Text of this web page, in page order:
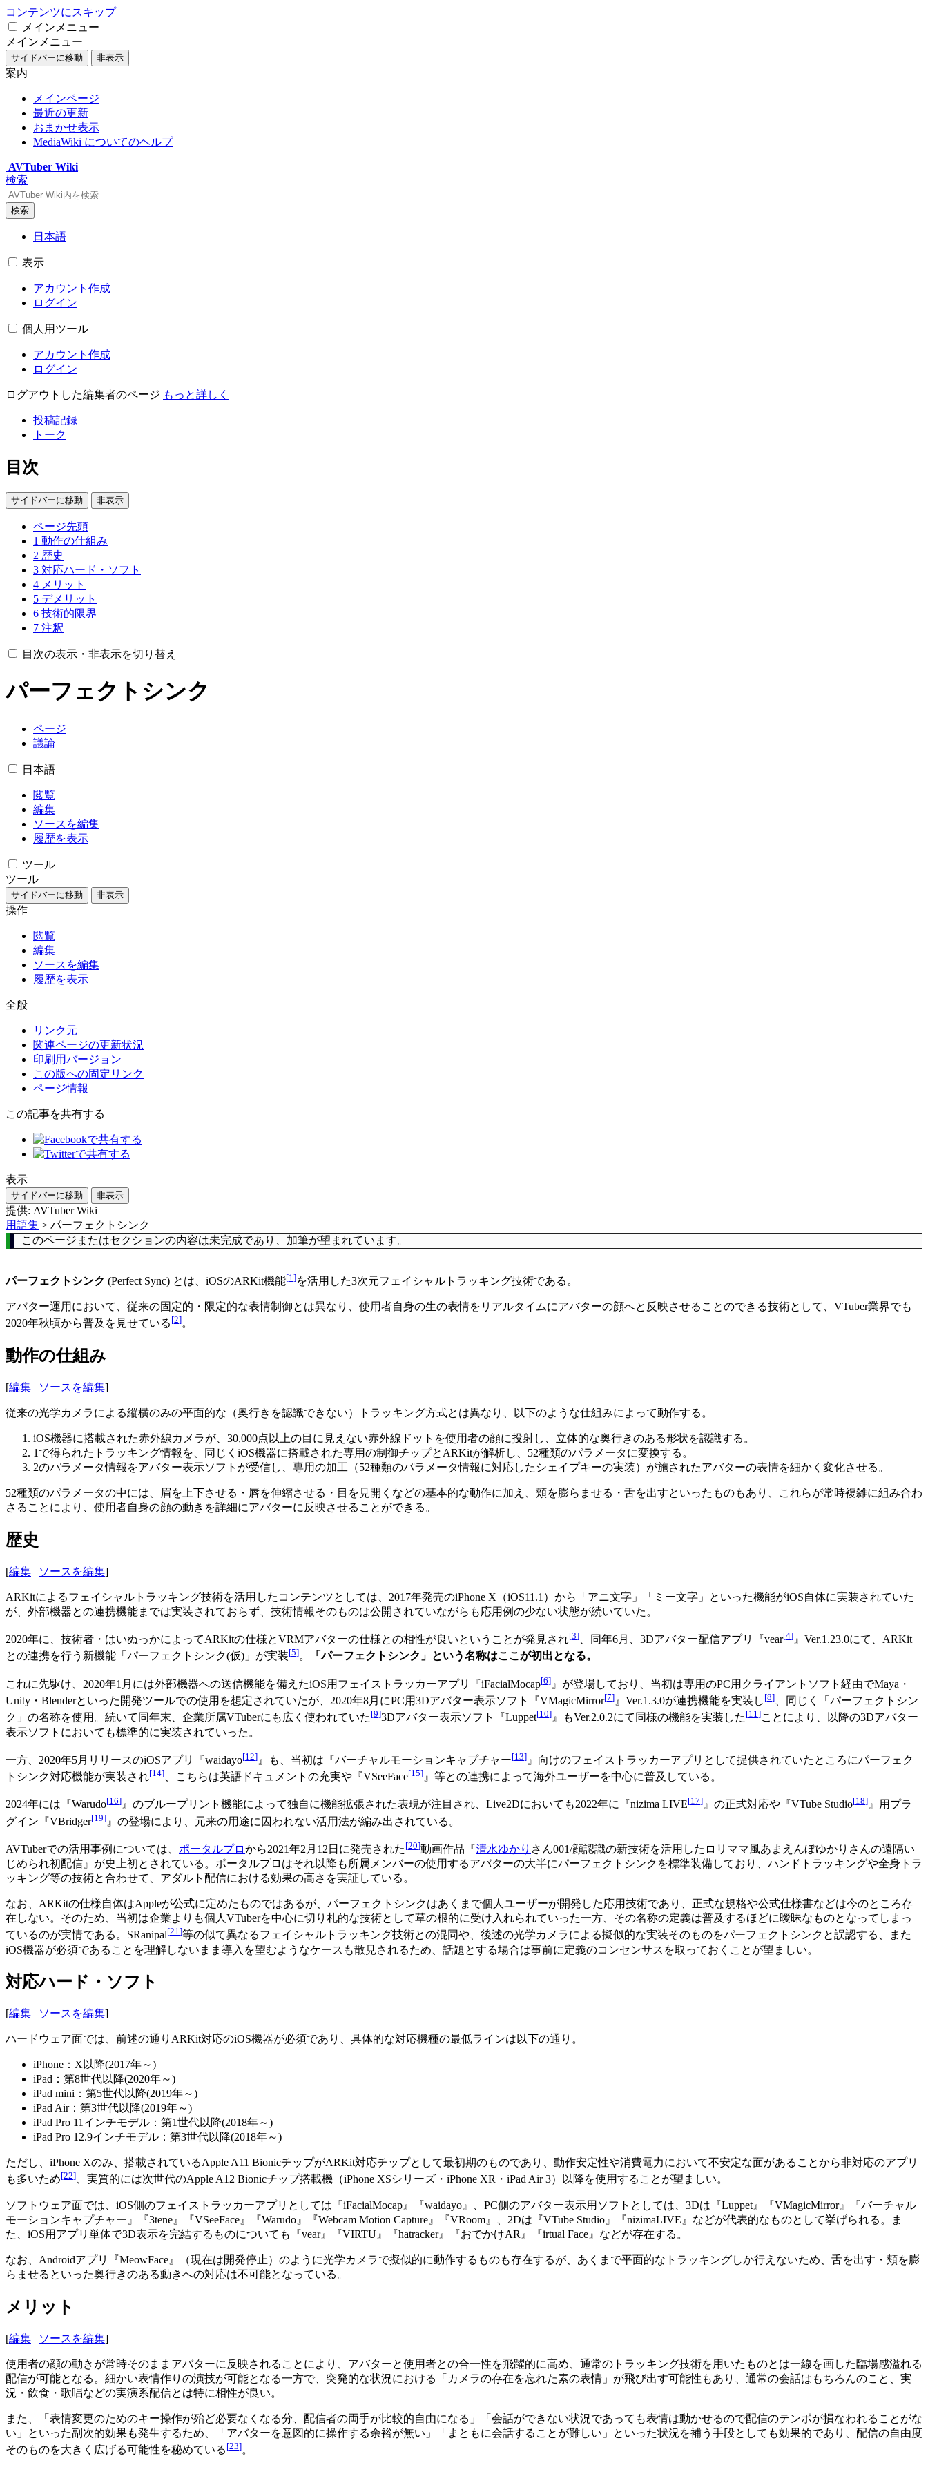
コンテンツにスキップ
メインメニュー
メインメニュー
サイドバーに移動 非表示
案内
メインページ
最近の更新
おまかせ表示
MediaWiki についてのヘルプ
AVTuber Wiki
検索
検索
日本語
表示
アカウント作成
ログイン
個人用ツール
アカウント作成
ログイン
ログアウトした編集者のページ もっと詳しく
投稿記録
トーク
目次
サイドバーに移動 非表示
ページ先頭
1 動作の仕組み
2 歴史
3 対応ハード・ソフト
4 メリット
5 デメリット
6 技術的限界
7 注釈
目次の表示・非表示を切り替え
パーフェクトシンク
ページ
議論
日本語
閲覧
編集
ソースを編集
履歴を表示
ツール
ツール
サイドバーに移動 非表示
操作
閲覧
編集
ソースを編集
履歴を表示
全般
リンク元
関連ページの更新状況
印刷用バージョン
この版への固定リンク
ページ情報
この記事を共有する
表示
サイドバーに移動 非表示
提供: AVTuber Wiki
用語集 > パーフェクトシンク
このページまたはセクションの内容は未完成であり、加筆が望まれています。
パーフェクトシンク (Perfect Sync) とは、iOSのARKit機能[1 ]を活用した3次元フェイシャルトラッキング技術である。
アバター運用において、従来の固定的・限定的な表情制御とは異なり、使用者自身の生の表情をリアルタイムにアバターの顔へと反映させることのできる技術として、VTuber業界でも
2020年秋頃から普及を見せている [2]。
動作の仕組み
[編集 | ソースを編集]
従来の光学カメラによる縦横のみの平面的な（奥行きを認識できない）トラッキング方式とは異なり、以下のような仕組みによって動作する。
iOS機器に搭載された赤外線カメラが、30,000点以上の目に見えない赤外線ドットを使用者の顔に投射し、立体的な奥行きのある形状を認識する。
1で得られたトラッキング情報を、同じくiOS機器に搭載された専用の制御チップとARKitが解析し、52種類のパラメータに変換する。
2のパラメータ情報をアバター表示ソフトが受信し、専用の加工（52種類のパラメータ情報に対応したシェイプキーの実装）が施されたアバターの表情を細かく変化させる。
52種類のパラメータの中には、眉を上下させる・唇を伸縮させる・目を見開くなどの基本的な動作に加え、頬を膨らませる・舌を出すといったものもあり、これらが常時複雑に組み合わ
さることにより、使用者自身の顔の動きを詳細にアバターに反映させることができる。
歴史
[編集 | ソースを編集]
ARKitによるフェイシャルトラッキング技術を活用したコンテンツとしては、2017年発売のiPhone X（iOS11.1）から「アニ文字」「ミー文字」といった機能がiOS自体に実装されていた
が、外部機器との連携機能までは実装されておらず、技術情報そのものは公開されていながらも応用例の少ない状態が続いていた。
2020年に、技術者・はいぬっかによってARKitの仕様とVRMアバターの仕様との相性が良いということが発見され[3] 、同年6月、3Dアバター配信アプリ『vear[4] 』Ver.1.23.0にて、ARKit
との連携を行う新機能「パーフェクトシンク(仮)」が実装[5]。 「パーフェクトシンク」という名称はここが初出となる。
これに先駆け、2020年1月には外部機器への送信機能を備えたiOS用フェイストラッカーアプリ『iFacialMocap[6] 』が登場しており、当初は専用のPC用クライアントソフト経由でMaya・
Unity・Blenderといった開発ツールでの使用を想定されていたが、2020年8月にPC用3Dアバター表示ソフト『VMagicMirror[7] 』Ver.1.3.0が連携機能を実装し [8] 、同じく「パーフェクトシン
ク」の名称を使用。続いて同年末、企業所属VTuberにも広く使われていた [9]3Dアバター表示ソフト『Luppet[10]』もVer.2.0.2にて同様の機能を実装した [11]ことにより、以降の3Dアバター
表示ソフトにおいても標準的に実装されていった。
一方、2020年5月リリースのiOSアプリ『waidayo[12] 』も、当初は『バーチャルモーションキャプチャー[13] 』向けのフェイストラッカーアプリとして提供されていたところにパーフェク
トシンク対応機能が実装され[14] 、こちらは英語ドキュメントの充実や『VSeeFace[15] 』等との連携によって海外ユーザーを中心に普及している。
2024年には『Warudo[16]』のブループリント機能によって独自に機能拡張された表現が注目され、Live2Dにおいても2022年に『nizima LIVE[17]』の正式対応や『VTube Studio[18]』用プラ
グイン『VBridger[19] 』の登場により、元来の用途に囚われない活用法が編み出されている。
AVTuberでの活用事例については、 ポータルプロから2021年2月12日に発売された [20]動画作品『清水ゆかり さん001/顔認識の新技術を活用したロリママ風あまえんぼゆかりさんの遠隔い
じめられ初配信』が史上初とされている。ポータルプロはそれ以降も所属メンバーの使用するアバターの大半にパーフェクトシンクを標準装備しており、ハンドトラッキングや全身トラ
ッキング等の技術と合わせて、アダルト配信における効果の高さを実証している。
なお、ARKitの仕様自体はAppleが公式に定めたものではあるが、パーフェクトシンクはあくまで個人ユーザーが開発した応用技術であり、正式な規格や公式仕様書などは今のところ存
在しない。そのため、当初は企業よりも個人VTuberを中心に切り札的な技術として草の根的に受け入れられていった一方、その名称の定義は普及するほどに曖昧なものとなってしまっ
ているのが実情である。SRanipal[21]等の似て異なるフェイシャルトラッキング技術との混同や、後述の光学カメラによる擬似的な実装そのものをパーフェクトシンクと誤認する、また
iOS機器が必須であることを理解しないまま導入を望むようなケースも散見されるため、話題とする場合は事前に定義のコンセンサスを取っておくことが望ましい。
対応ハード・ソフト
[編集 | ソースを編集]
ハードウェア面では、前述の通りARKit対応のiOS機器が必須であり、具体的な対応機種の最低ラインは以下の通り。
iPhone：X以降(2017年～)
iPad：第8世代以降(2020年～)
iPad mini：第5世代以降(2019年～)
iPad Air：第3世代以降(2019年～)
iPad Pro 11インチモデル：第1世代以降(2018年～)
iPad Pro 12.9インチモデル：第3世代以降(2018年～)
ただし、iPhone Xのみ、搭載されているApple A11 BionicチップがARKit対応チップとして最初期のものであり、動作安定性や消費電力において不安定な面があることから非対応のアプリ
も多いため[22]、実質的には次世代のApple A12 Bionicチップ搭載機（iPhone XSシリーズ・iPhone XR・iPad Air 3）以降を使用することが望ましい。
ソフトウェア面では、iOS側のフェイストラッカーアプリとしては『iFacialMocap』『waidayo』、PC側のアバター表示用ソフトとしては、3Dは『Luppet』『VMagicMirror』『バーチャル
モーションキャプチャー』『3tene』『VSeeFace』『Warudo』『Webcam Motion Capture』『VRoom』、2Dは『VTube Studio』『nizimaLIVE』などが代表的なものとして挙げられる。ま
た、iOS用アプリ単体で3D表示を完結するものについても『vear』『VIRTU』『hatracker』『おでかけAR』『irtual Face』などが存在する。
なお、Androidアプリ『MeowFace』（現在は開発停止）のように光学カメラで擬似的に動作するものも存在するが、あくまで平面的なトラッキングしか行えないため、舌を出す・頬を膨
らませるといった奥行きのある動きへの対応は不可能となっている。
メリット
[編集 | ソースを編集]
使用者の顔の動きが常時そのままアバターに反映されることにより、アバターと使用者との合一性を飛躍的に高め、通常のトラッキング技術を用いたものとは一線を画した臨場感溢れる
配信が可能となる。細かい表情作りの演技が可能となる一方で、突発的な状況における「カメラの存在を忘れた素の表情」が飛び出す可能性もあり、通常の会話はもちろんのこと、実
況・飲食・歌唱などの実演系配信とは特に相性が良い。
また、「表情変更のためのキー操作が殆ど必要なくなる分、配信者の両手が比較的自由になる」「会話ができない状況であっても表情は動かせるので配信のテンポが損なわれることがな
い」といった副次的効果も発生するため、「アバターを意図的に操作する余裕が無い」「まともに会話することが難しい」といった状況を補う手段としても効果的であり、配信の自由度
そのものを大きく広げる可能性を秘めている [23]。